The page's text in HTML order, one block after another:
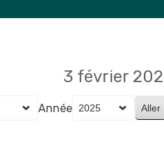
3 février
Année